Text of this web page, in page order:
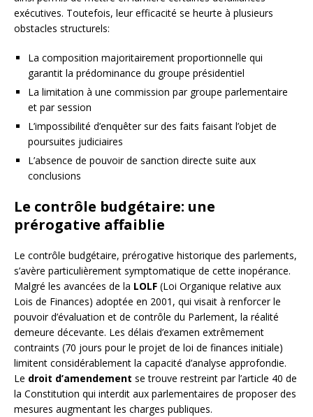
exécutives. Toutefois, leur efficacité se heurte à plusieurs
obstacles structurels:
La composition majoritairement proportionnelle qui
garantit la prédominance du groupe présidentiel
La limitation à une commission par groupe parlementaire
et par session
L’impossibilité d’enquêter sur des faits faisant l’objet de
poursuites judiciaires
L’absence de pouvoir de sanction directe suite aux
conclusions
Le contrôle budgétaire: une
prérogative affaiblie
Le contrôle budgétaire, prérogative historique des parlements,
s’avère particulièrement symptomatique de cette inopérance.
Malgré les avancées de la LOLF (Loi Organique relative aux
Lois de Finances) adoptée en 2001, qui visait à renforcer le
pouvoir d’évaluation et de contrôle du Parlement, la réalité
demeure décevante. Les délais d’examen extrêmement
contraints (70 jours pour le projet de loi de finances initiale)
limitent considérablement la capacité d’analyse approfondie.
Le droit d’amendement se trouve restreint par l’article 40 de
la Constitution qui interdit aux parlementaires de proposer des
mesures augmentant les charges publiques.